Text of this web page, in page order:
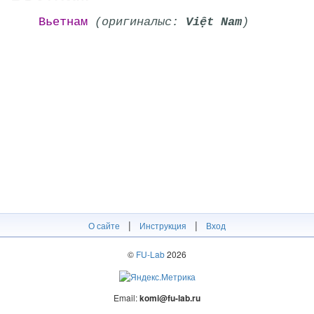
Вьетнам (оригиналыс: Việt Nam )
О сайте | Инструкция | Вход
© FU-Lab2026
Email:komi@fu-lab.ru